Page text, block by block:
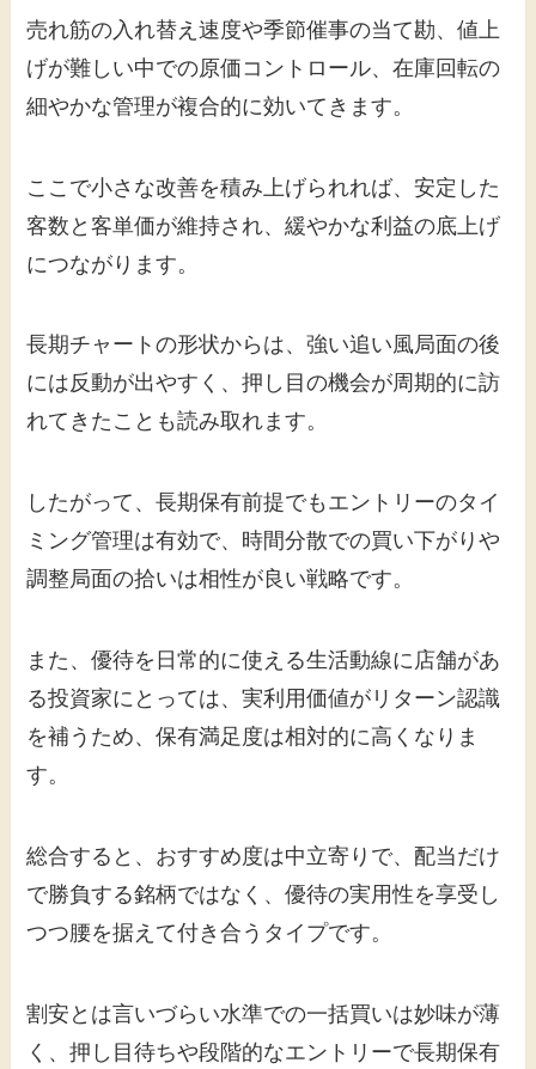
売れ筋の入れ替え速度や季節催事の当て勘、値上
げが難しい中での原価コントロール、在庫回転の
細やかな管理が複合的に効いてきます。
ここで小さな改善を積み上げられれば、安定した
客数と客単価が維持され、緩やかな利益の底上げ
につながります。
長期チャートの形状からは、強い追い風局面の後
には反動が出やすく、押し目の機会が周期的に訪
れてきたことも読み取れます。
したがって、長期保有前提でもエントリーのタイ
ミング管理は有効で、時間分散での買い下がりや
調整局面の拾いは相性が良い戦略です。
また、優待を日常的に使える生活動線に店舗があ
る投資家にとっては、実利用価値がリターン認識
を補うため、保有満足度は相対的に高くなりま
す。
総合すると、おすすめ度は中立寄りで、配当だけ
で勝負する銘柄ではなく、優待の実用性を享受し
つつ腰を据えて付き合うタイプです。
割安とは言いづらい水準での一括買いは妙味が薄
く、押し目待ちや段階的なエントリーで長期保有